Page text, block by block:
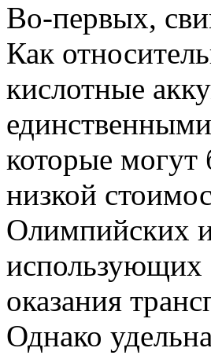
Во-первых,
Как
кислотные
которые могут
низкой
Олимпийских
использующих
оказания
Однако